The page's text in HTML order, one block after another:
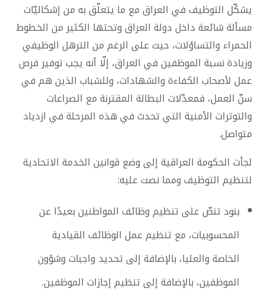
يشكّل التوظيف في العراق مع ما يتعلّق به من إشكاليّات
مسألة شائعة داخل دولة العراق وتحتها الكثير من الخطوط
الحمراء والتساؤلات، حيث على الرغم من الترهل الوظيفي
وزيادة نسبة الموظفين في العراق، إلّا أنه يجب توفير فرص
عمل لأصحاب الكفاءة والشهادات، وللشباب الذين هم في
سنّ العمل، فمعدّلات البطالة المقترنة مع الصراعات
والتوترات الأمنية التي تحدث في هذه المرحلة في ازدياد
متواصل.
لجأت الحكومة العراقية إلى وضع قوانين الخدمة الاتحادية
لتنظيم التوظيف ومما نصت عليه:
بنود تنصّ على تنظيم وظائف المواطنين بعيدًا عن
المحسوبيات، مع تنظيم عمل الوظائف القيادية
الخاصة والعليا، بالإضافة إلى تحديد واجبات وشؤون
الموظفين، بالإضافة إلى تنظيم إجازات الموظفين.